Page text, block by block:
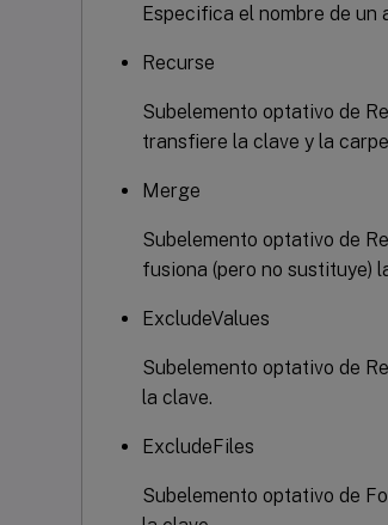
Especifica el nombre de un
Recurse
Subelemento optativo de
transfiere la clave y la
Merge
Subelemento optativo de
fusiona (pero no sustituye)
ExcludeValues
Subelemento optativo de
la clave.
ExcludeFiles
Subelemento optativo de